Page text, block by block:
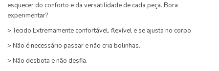
esquecer do conforto e da versatilidade de cada peça. Bora
experimentar?
> Tecido Extremamente confortável, flexível e se ajusta no corpo
> Não é necessário passar e não cria bolinhas.
> Não desbota e não desfia.